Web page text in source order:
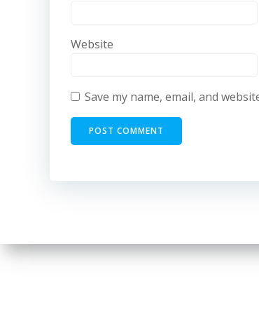
Website
Save my name, email, and